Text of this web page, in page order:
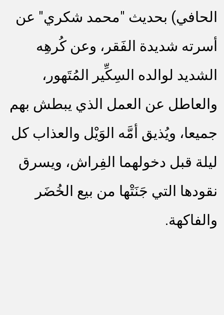
الحافي) بحديث "محمد شكري" عن
أسرته شديدة الفَقر، وعن كُرهِه
الشديد لوالده السِكِّير المُتَهور،
والعاطل عن العمل الذي يبطش بهم
جميعا، ويُذيق أمَّه الوَيْل والعذاب كل
ليلة قبل دخولهما الفِراش، ويسرق
نقودها التي جَنَتْها من بيع الخُضَر
والفاكهة.